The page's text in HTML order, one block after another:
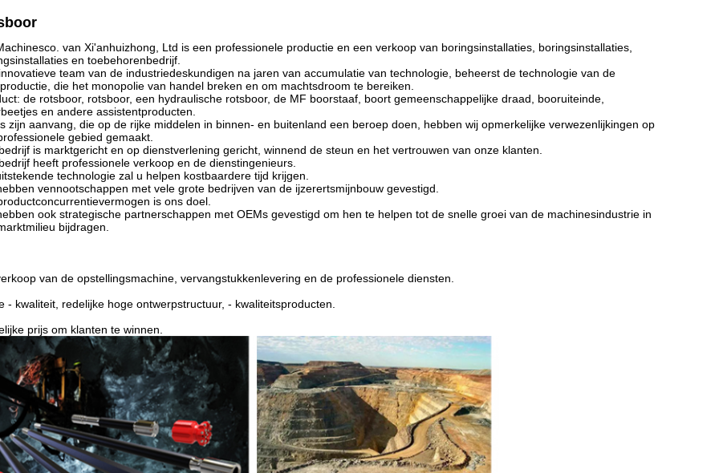
van Xi'anhuizhong, Ltd is een professionele productie en een verkoop van boringsinstallaties, boringsinstallaties,
en toebehorenbedrijf.
team van de industriedeskundigen na jaren van accumulatie van technologie, beheerst de technologie van de
die het monopolie van handel breken en om machtsdroom te bereiken.
de rotsboor, rotsboor, een hydraulische rotsboor, de MF boorstaaf, boort gemeenschappelijke draad, booruiteinde,
en andere assistentproducten.
zijn aanvang, die op de rijke middelen in binnen- en buitenland een beroep doen, hebben wij opmerkelijke verwezenlijkingen op
gebied gemaakt.
is marktgericht en op dienstverlening gericht, winnend de steun en het vertrouwen van onze klanten.
heeft professionele verkoop en de dienstingenieurs.
technologie zal u helpen kostbaardere tijd krijgen.
vennootschappen met vele grote bedrijven van de ijzerertsmijnbouw gevestigd.
is ons doel.
ook strategische partnerschappen met OEMs gevestigd om hen te helpen tot de snelle groei van de machinesindustrie in
bijdragen.
van de opstellingsmachine, vervangstukkenlevering en de professionele diensten.
- kwaliteit, redelijke hoge ontwerpstructuur, - kwaliteitsproducten.
prijs om klanten te winnen.